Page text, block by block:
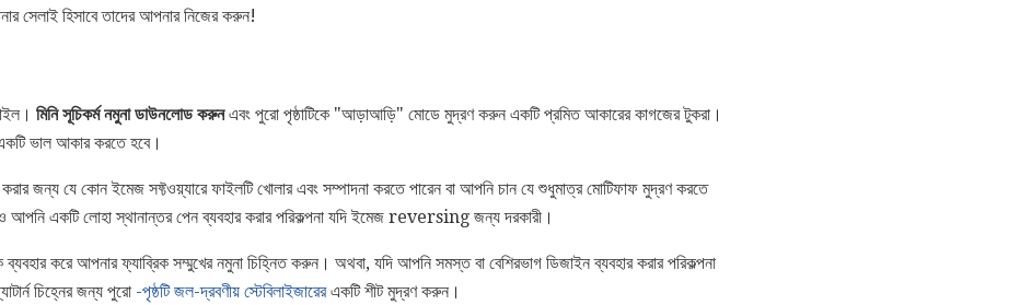
সেলাই হিসাবে তাদের আপনার নিজের করুন!
মিনি সূচিকর্ম নমুনা ডাউনলোড করুনএবং পুরো পৃষ্ঠাটিকে "আড়াআড়ি" মোডে মুদ্রণ করুন একটি প্রমিত আকারের কাগজের টুকরা।
ভাল আকার করতে হবে।
করার জন্য যে কোন ইমেজ সফ্টওয়্যারে ফাইলটি খোলার এবং সম্পাদনা করতে পারেন বা আপনি চান যে শুধুমাত্র মোটিফাফ মুদ্রণ করতে
আপনি একটি লোহা স্থানান্তর পেন ব্যবহার করার পরিকল্পনা যদি ইমেজ reversing জন্য দরকারী।
করে আপনার ফ্যাব্রিক সম্মুখের নমুনা চিহ্নিত করুন। অথবা, যদি আপনি সমস্ত বা বেশিরভাগ ডিজাইন ব্যবহার করার পরিকল্পনা
চিহ্নের জন্য পুরো -পৃষ্ঠটি জল-দ্রবণীয় স্টেবিলাইজারেরএকটি শীট মুদ্রণ করুন।